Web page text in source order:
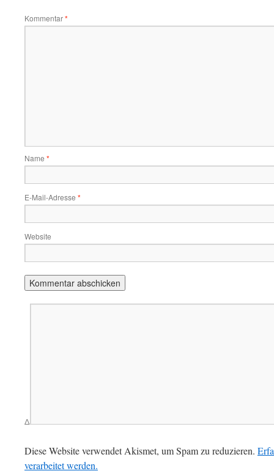
Kommentar*
Name *
E-Mail-Adresse *
Website
Δ
Diese Website verwendet Akismet, um Spam zu reduzieren.
verarbeitet werden.